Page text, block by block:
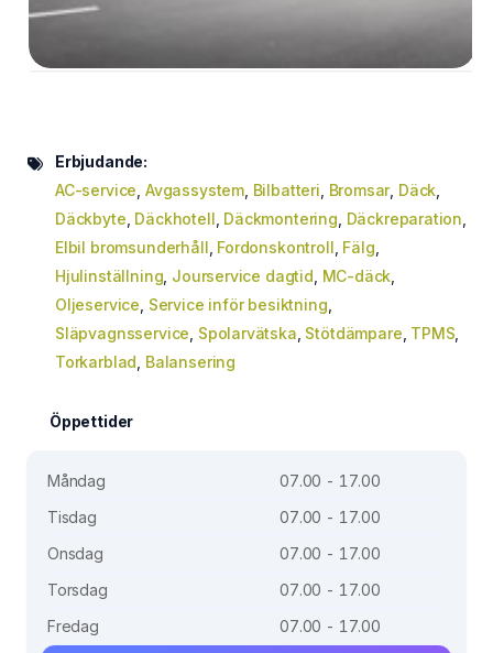
Erbjudande:
AC-service Avgassystem, Bilbatteri Bromsar, Däck
Däckbyte Däckhotell Däckmontering Däckreparation
Elbil bromsunderhåll Fordonskontroll Fälg
Hjulinställning Jourservice dagtid MC-däck
Oljeservice Service inför besiktning
Släpvagnsservice Spolarvätska Stötdämpare TPMS
Torkarblad Balansering
Öppettider
Måndag
07.00 - 17.00
Tisdag
07.00 - 17.00
Onsdag
07.00 - 17.00
Torsdag
07.00 - 17.00
Fredag
07.00 - 17.00